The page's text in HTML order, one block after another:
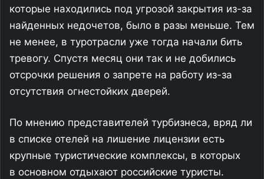
которые находились под угрозой закрытия из-за
найденных недочетов, было в разы меньше. Тем
не менее, в туротрасли уже тогда начали бить
тревогу. Спустя месяц они так и не добились
отсрочки решения о запрете на работу из-за
отсутствия огнестойких дверей.
По мнению представителей турбизнеса, вряд ли
в списке отелей на лишение лицензии есть
крупные туристические комплексы, в которых
в основном отдыхают российские туристы.